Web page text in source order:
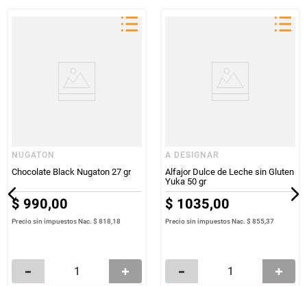
NUGATON
Chocolate Black Nugaton 27 gr
$ 990,00
Precio sin impuestos Nac. $ 818,18
A DESIGNAR
Alfajor Dulce de Leche sin Gluten
Yuka 50 gr
$ 1035,00
Precio sin impuestos Nac. $ 855,37